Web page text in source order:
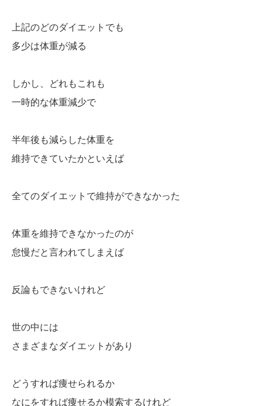
上記のどのダイエットでも
多少は体重が減る
しかし、どれもこれも
一時的な体重減少で
半年後も減らした体重を
維持できていたかといえば
全てのダイエットで維持ができなかった
体重を維持できなかったのが
怠慢だと言われてしまえば
反論もできないけれど
世の中には
さまざまなダイエットがあり
どうすれば痩せられるか
なにをすれば痩せるか模索するけれど